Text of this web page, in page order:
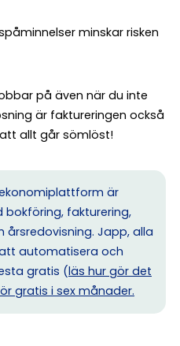
minskar risken
på även när du inte
är faktureringen också
allt går sömlöst!
är
fakturering,
Japp, alla
automatisera och
gratis (läs hur gör det
gratis i sex månader.